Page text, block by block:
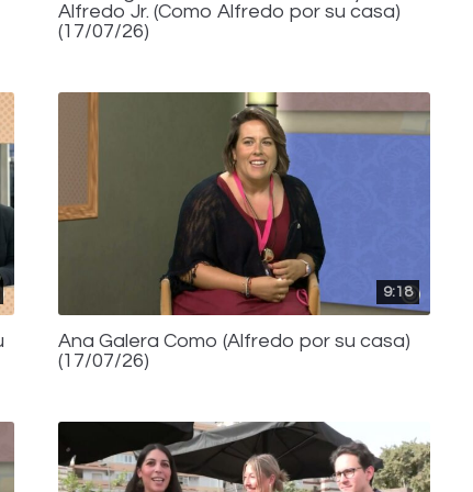
Alfredo Jr. (Como Alfredo por su casa)
(17/07/26)
9:18
Ana Galera Como (Alfredo por su casa)
(17/07/26)